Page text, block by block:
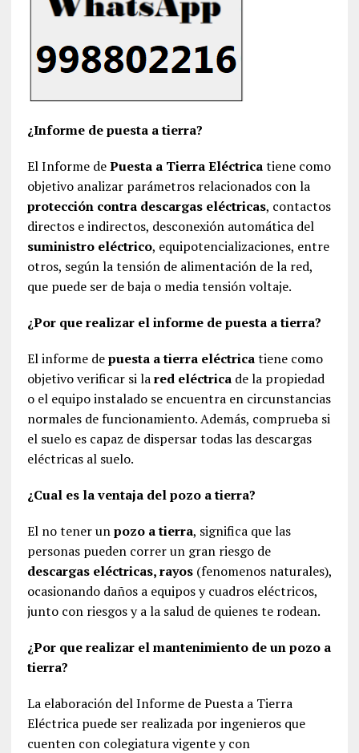
¿Informe de puesta a tierra?
El Informe dePuesta a Tierra Eléctricatiene como
objetivo analizar parámetros relacionados con la
protección contra descargas eléctricas, contactos
directos e indirectos, desconexión automática del
suministro eléctrico, equipotencializaciones, entre
otros, según la tensión de alimentación de la red,
que puede ser de baja o media tensión voltaje.
¿Por que realizar el informe de puesta a tierra?
El informe depuesta a tierra eléctricatiene como
objetivo verificar si lared eléctricade la propiedad
o el equipo instalado se encuentra en circunstancias
normales de funcionamiento. Además, comprueba si
el suelo es capaz de dispersar todas las descargas
eléctricas al suelo.
¿Cual es la ventaja del pozo a tierra?
El no tener unpozo a tierra, significa que las
personas pueden correr un gran riesgo de
descargas eléctricas, rayos(fenomenos naturales),
ocasionando daños a equipos y cuadros eléctricos,
junto con riesgos y a la salud de quienes te rodean.
¿Por que realizar el mantenimiento de un pozo a
tierra?
La elaboración del Informe de Puesta a Tierra
Eléctrica puede ser realizada por ingenieros que
cuenten con colegiatura vigente y con